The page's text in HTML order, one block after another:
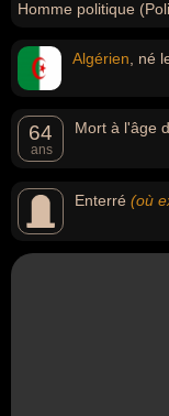
Homme politique
Algérien , né
64
ans
Mort à l'âge
Enterré (où